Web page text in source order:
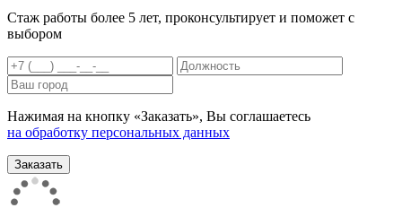
Стаж работы более 5 лет, проконсультирует и поможет с
выбором
Нажимая на кнопку «Заказать», Вы соглашаетесь
на обработку персональных данных